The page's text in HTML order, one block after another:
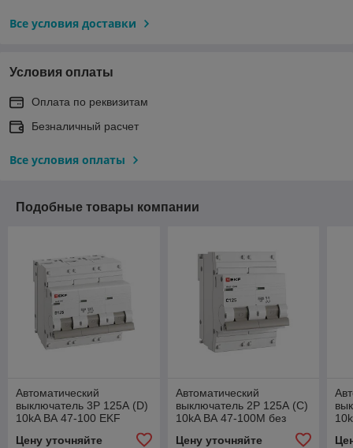
Все условия доставки
Условия оплаты
Оплата по реквизитам
Безналичный расчет
Все условия оплаты
Подобные товары компании
Автоматический
выключатель 3P 125А (D)
10kA ВА 47-100 EKF
Цену уточняйте
Автоматический
выключатель 2P 125А (C)
10kA ВА 47-100M без
теплового расцепителя
EKF PROxima
Цену уточняйте